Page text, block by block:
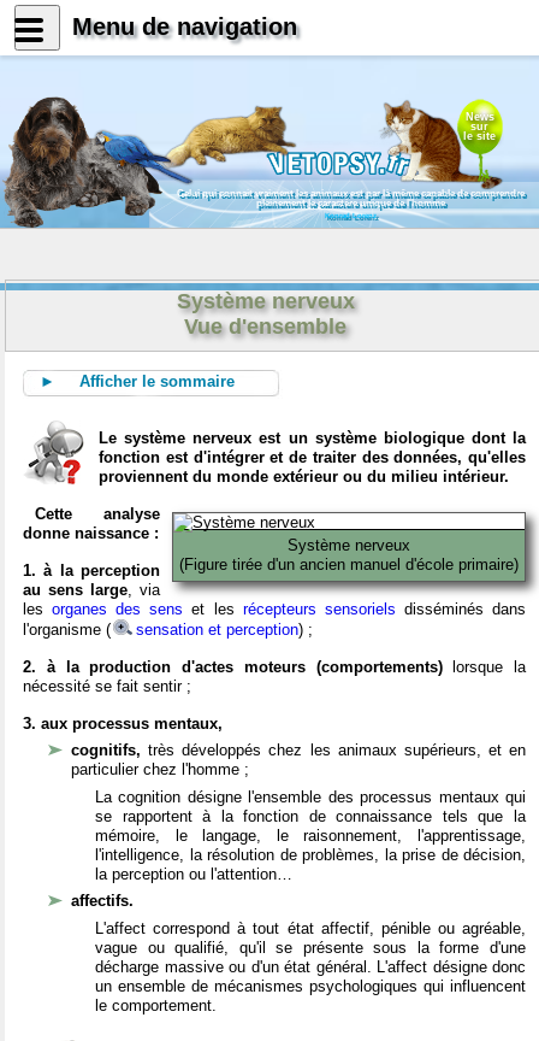
News
sur
le site
Celui qui connait vraiment les animaux est par là même capable de comprendre
pleinement le caractère unique de l'homme
Konrad Lorenz
Système nerveux
Vue d'ensemble
► Afficher le sommaire
Le système nerveux est un système biologique dont la
fonction est d'intégrer et de traiter des données, qu'elles
proviennent du monde extérieur ou du milieu intérieur.
Système nerveux
(Figure tirée d'un ancien manuel d'école primaire)
Cette analyse
donne naissance :
1. à la perception
au sens large, via
lesorganes des sens et les récepteurs sensoriels disséminés dans
l'organisme (
sensation et perception) ;
2. à la production d'actes moteurs (comportements)lorsque la
nécessité se fait sentir ;
3. aux processus mentaux,
cognitifs,très développés chez les animaux supérieurs, et en
particulier chez l'homme ;
La cognition désigne l'ensemble des processus mentaux qui
se rapportent à la fonction de connaissance tels que la
mémoire, le langage, le raisonnement, l'apprentissage,
l'intelligence, la résolution de problèmes, la prise de décision,
la perception ou l'attention…
affectifs.
L'affect correspond à tout état affectif, pénible ou agréable,
vague ou qualifié, qu'il se présente sous la forme d'une
décharge massive ou d'un état général. L'affect désigne donc
un ensemble de mécanismes psychologiques qui influencent
le comportement.
Menu de navigation